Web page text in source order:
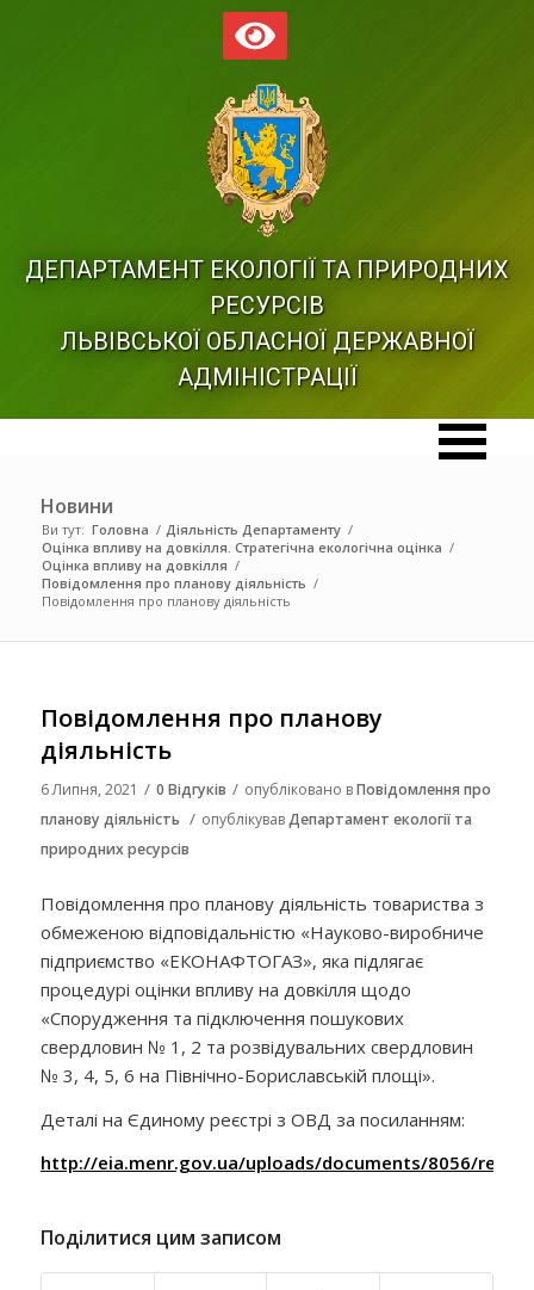
ДЕПАРТАМЕНТ ЕКОЛОГІЇ ТА ПРИРОДНИХ
РЕСУРСІВ
ЛЬВІВСЬКОЇ ОБЛАСНОЇ ДЕРЖАВНОЇ
АДМІНІСТРАЦІЇ
Новини
Ви тут: Головна / Діяльність Департаменту /
Оцінка впливу на довкілля. Стратегічна екологічна оцінка /
Оцінка впливу на довкілля /
Повідомлення про планову діяльність /
Повідомлення про планову діяльність
Повідомлення про планову
діяльність
6 Липня, 2021 / 0 Відгуків / опубліковано вПовідомлення про
планову діяльність / опублікувавДепартамент екології та
природних ресурсів
Повідомлення про планову діяльність товариства з
обмеженою відповідальністю «Науково-виробниче
підприємство «ЕКОНАФТОГАЗ», яка підлягає
процедурі оцінки впливу на довкілля щодо
«Спорудження та підключення пошукових
свердловин № 1, 2 та розвідувальних свердловин
№ 3, 4, 5, 6 на Північно-Бориславській площі».
Деталі на Єдиному реєстрі з ОВД за посиланням:
http://eia.menr.gov.ua/uploads/documents/8056/
Поділитися цим записом